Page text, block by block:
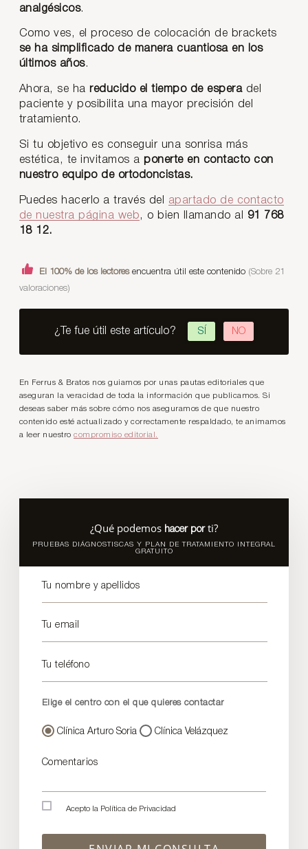
analgésicos.
Como ves, el proceso de colocación de brackets
se ha simplificado de manera cuantiosa en los
últimos años.
Ahora, se ha reducido el tiempo de esperadel
paciente y posibilita una mayor precisión del
tratamiento.
Si tu objetivo es conseguir una sonrisa más
estética, te invitamos a ponerte en contacto con
nuestro equipo de ortodoncistas.
Puedes hacerlo a través del apartado de contacto
de nuestra página web , o bien llamando al 91 768
18 12.
El 100% de los lectoresencuentra útil este contenido (Sobre 21
valoraciones)
¿Te fue útil este artículo? SÍ NO
En Ferrus & Bratos nos guiamos por unas pautas editoriales que
aseguran la veracidad de toda la información que publicamos. Si
deseas saber más sobre cómo nos aseguramos de que nuestro
contenido esté actualizado y correctamente respaldado, te animamos
a leer nuestrocompromiso editorial.
¿Qué podemos hacer porti?
PRUEBAS DIÁGNOSTISCAS Y PLAN DE TRATAMIENTO INTEGRAL
GRATUITO
Tu nombre y apellidos
Tu email
Tu teléfono
Elige el centro con el que quieres contactar
Clínica Arturo Soria Clínica Velázquez
Comentarios
Acepto la Política de Privacidad